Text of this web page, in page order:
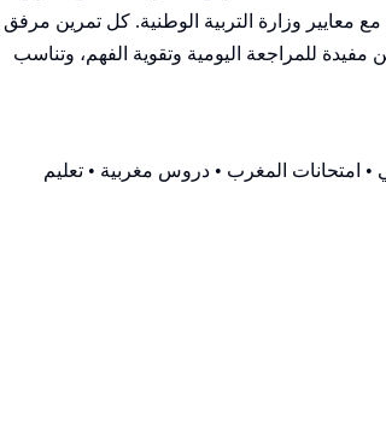
وزارة التربية الوطنية. كل تمرين مرفق
للمراجعة اليومية وتقوية الفهم، وتناسب
امتحانات المغرب • دروس مغربية • تعليم